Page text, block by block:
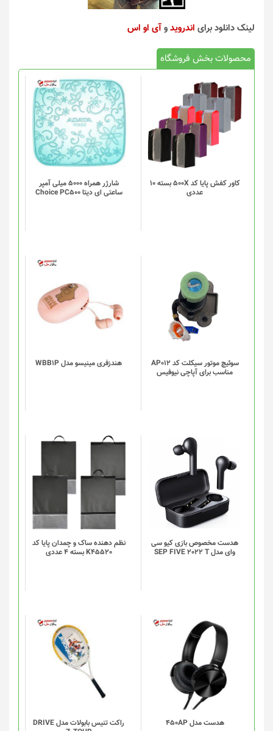
لینک دانلود برای اندرویدوآی او اس
محصولات بخش فروشگاه
کاور کفش پایا کد 500X بسته 10
عددی
شارژر همراه 5000 میلی آمپر
ساعتی ای دیتا Choice PC500
سوئیچ موتور سیکلت کد AP012
مناسب برای آپاچی نیوفیس
هندزفری مینیسو مدل WBB1P
هدست مخصوص بازی کیو سی
وای مدل SEP FIVE 2022 T
این
دارای
انواع
مختلفی
می
باشد.
گزینه
ها
محصول
انتخاب
شوند
نظم دهنده ساک و چمدان پایا کد
K45520 بسته 4 عددی
دارای
انواع
می
باشد.
گزینه
ها
محصول
انتخاب
شوند
هدست مدل 450AP
راکت تنیس بابولات مدل DRIVE